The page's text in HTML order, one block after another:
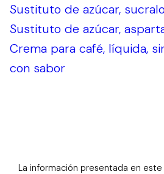
Sustituto de azúcar,
Sustituto de azúcar,
Crema para café, líquida,
con sabor
La información presentada en